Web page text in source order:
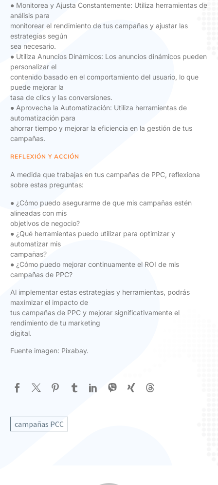
● Monitorea y Ajusta Constantemente: Utiliza herramientas de
análisis para
monitorear el rendimiento de tus campañas y ajustar las
estrategias según
sea necesario.
● Utiliza Anuncios Dinámicos: Los anuncios dinámicos pueden
personalizar el
contenido basado en el comportamiento del usuario, lo que
puede mejorar la
tasa de clics y las conversiones.
● Aprovecha la Automatización: Utiliza herramientas de
automatización para
ahorrar tiempo y mejorar la eficiencia en la gestión de tus
campañas.
REFLEXIÓN Y ACCIÓN
A medida que trabajas en tus campañas de PPC, reflexiona
sobre estas preguntas:
● ¿Cómo puedo asegurarme de que mis campañas estén
alineadas con mis
objetivos de negocio?
● ¿Qué herramientas puedo utilizar para optimizar y
automatizar mis
campañas?
● ¿Cómo puedo mejorar continuamente el ROI de mis
campañas de PPC?
Al implementar estas estrategias y herramientas, podrás
maximizar el impacto de
tus campañas de PPC y mejorar significativamente el
rendimiento de tu marketing
digital.
Fuente imagen: Pixabay.
campañas PCC